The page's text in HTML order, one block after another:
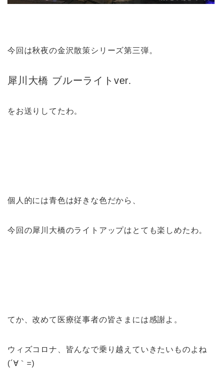
今回は秋夜の金沢散策シリーズ第三弾。
犀川大橋 ブルーライトver.
をお送りしてたわ。
個人的には青色は好きな色だから、
今回の犀川大橋のライトアップはとても楽しめたわ。
てか、改めて医療従事者の皆さまには感謝よ。
ウィズコロナ、皆んなで乗り越えていきたいものよね
(´∀｀=)